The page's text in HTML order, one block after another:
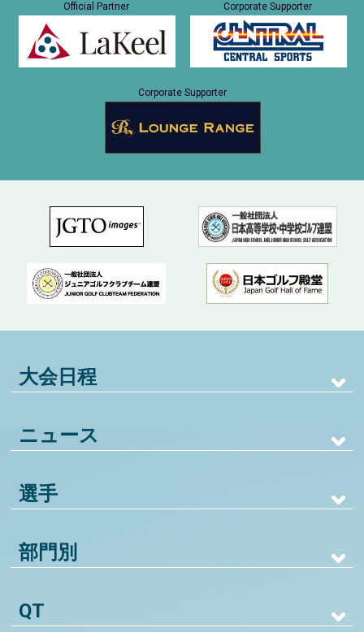
Official Partner Corporate Supporter
Corporate Supporter
大会日程
ニュース
選手
部門別
QT